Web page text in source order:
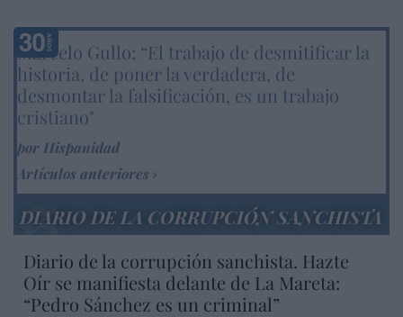
Marcelo Gullo: “El trabajo de desmitificar la
historia, de poner la verdadera, de
desmontar la falsificación, es un trabajo
cristiano"
por Hispanidad
Artículos anteriores
DIARIO DE LA CORRUPCIÓN SANCHISTA
Diario de la corrupción sanchista. Hazte
Oír se manifiesta delante de La Mareta:
“Pedro Sánchez es un criminal”